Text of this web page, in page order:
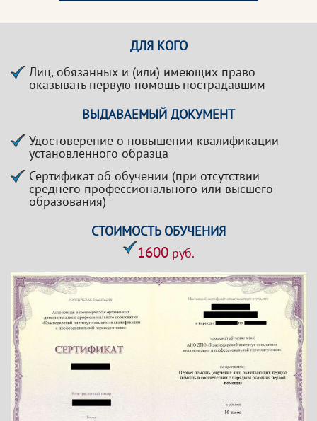
ДЛЯ КОГО
Лиц, обязанных и (или) имеющих право
оказывать первую помощь пострадавшим
ВЫДАВАЕМЫЙ ДОКУМЕНТ
Удостоверение о повышении квалификации
установленного образца
Сертификат об обучении (при отсутствии
среднего профессионального или высшего
образования)
СТОИМОСТЬ ОБУЧЕНИЯ
1600руб.